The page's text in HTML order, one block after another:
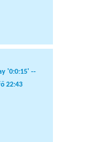
'0:0:15' --
22:43